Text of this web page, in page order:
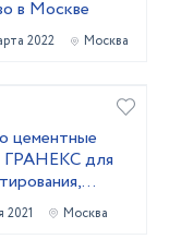
в Москве
2022 Москва
цементные
ГРАНЕКС для
кирпичной
2021 Москва